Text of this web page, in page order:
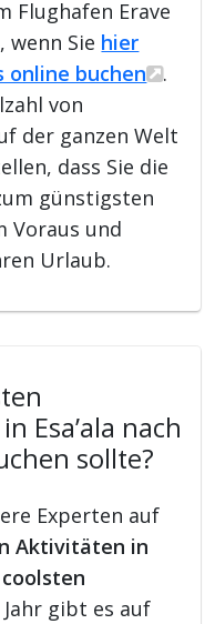
Flughafen Erave
, wenn Sie hier
online buchen
.
von
der ganzen Welt
dass Sie die
günstigsten
Voraus und
Urlaub.
Esa’ala nach
sollte?
Experten auf
Aktivitäten in
Jahr gibt es auf